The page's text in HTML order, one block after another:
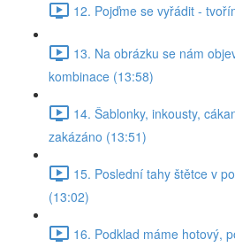
12. Pojďme se vyřádit -
13. Na obrázku se nám
kombinace (13:58)
14. Šablonky, inkousty,
zakázáno (13:51)
15. Poslední tahy štětce v
(13:02)
16. Podklad máme hotový,